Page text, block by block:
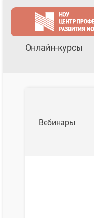
Онлайн-курсы
Вебинары